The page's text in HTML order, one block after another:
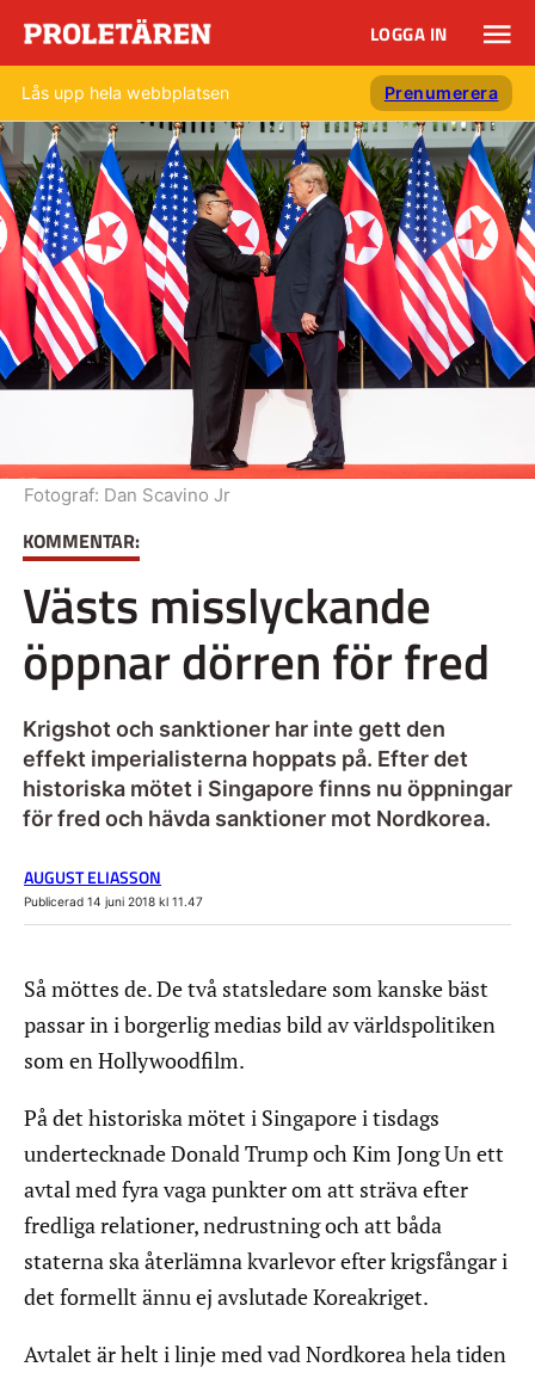
LOGGA IN
Lås upp hela webbplatsen Prenumerera
KOMMENTAR:
Västs misslyckande
öppnar dörren för fred
Krigshot och sanktioner har inte gett den
effekt imperialisterna hoppats på. Efter det
historiska mötet i Singapore finns nu öppningar
för fred och hävda sanktioner mot Nordkorea.
Fotograf: Dan Scavino Jr
AUGUST ELIASSON
Publicerad 14 juni 2018 kl 11.47
Så möttes de. De två statsledare som kanske bäst
passar in i borgerlig medias bild av världspolitiken
som en Hollywoodfilm.
På det historiska mötet i Singapore i tisdags
undertecknade Donald Trump och Kim Jong Un ett
avtal med fyra vaga punkter om att sträva efter
fredliga relationer, nedrustning och att båda
staterna ska återlämna kvarlevor efter krigsfångar i
det formellt ännu ej avslutade Koreakriget.
Avtalet är helt i linje med vad Nordkorea hela tiden